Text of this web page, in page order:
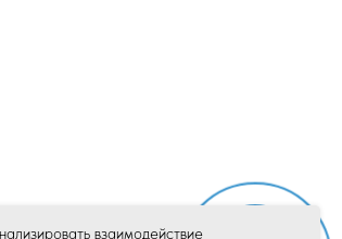
взаимодействие